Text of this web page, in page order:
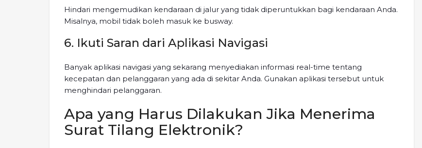
Hindari mengemudikan kendaraan di jalur yang tidak diperuntukkan bagi kendaraan Anda.
Misalnya, mobil tidak boleh masuk ke busway.
6. Ikuti Saran dari Aplikasi Navigasi
Banyak aplikasi navigasi yang sekarang menyediakan informasi real-time tentang
kecepatan dan pelanggaran yang ada di sekitar Anda. Gunakan aplikasi tersebut untuk
menghindari pelanggaran.
Apa yang Harus Dilakukan Jika Menerima
Surat Tilang Elektronik?